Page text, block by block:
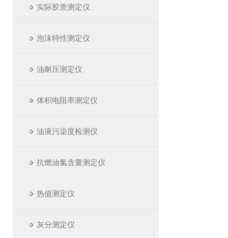
实际胶质测定仪
泡沫特性测定仪
油耐压测定仪
体积电阻率测定仪
油液污染度检测仪
抗燃油氯含量测定仪
热值测定仪
灰分测定仪